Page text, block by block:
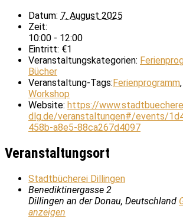
Datum: 7. August 2025
Zeit:
10:00 - 12:00
Eintritt: €1
Veranstaltungskategorien:
Bücher
Veranstaltung-Tags: Ferienprogramm,
Workshop
Website: https://
dlg.de/veranstaltungen#/events/
458b-a8e5-88ca267d4097
Veranstaltungsort
Stadtbücherei Dillingen
Benediktinergasse 2
Dillingen an der Donau, Deutschland
anzeigen